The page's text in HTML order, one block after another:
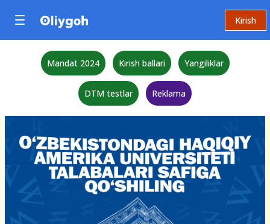
Kirish
Mandat 2024 Kirish ballari Yangiliklar
DTM testlar Reklama